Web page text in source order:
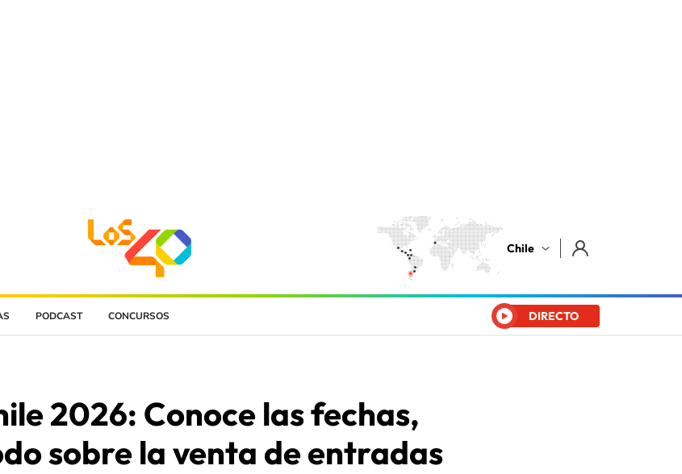
Chile
PODCAST CONCURSOS DIRECTO
2026: Conoce las fechas,
sobre la venta de entradas